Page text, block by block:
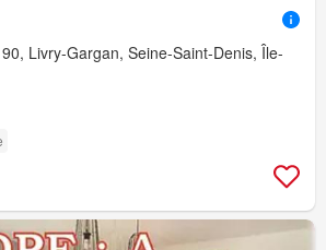
Livry-Gargan, Seine-Saint-Denis, Île-